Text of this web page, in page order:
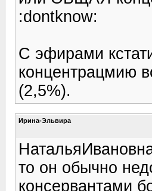
:dontknow:
С эфирами
концентрацмию
(2,5%).
Ирина-Эльвира
то он обычно
консервантами